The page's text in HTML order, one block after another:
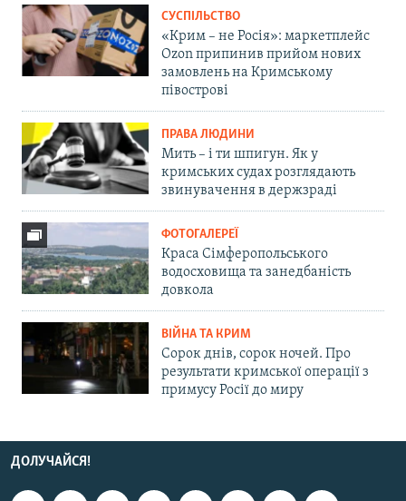
СУСПІЛЬСТВО
«Крим – не Росія»: маркетплейс
Ozon припинив прийом нових
замовлень на Кримському
півострові
ПРАВА ЛЮДИНИ
Мить – і ти шпигун. Як у
кримських судах розглядають
звинувачення в держзраді
ФОТОГАЛЕРЕЇ
Краса Сімферопольського
водосховища та занедбаність
довкола
ВІЙНА ТА КРИМ
Сорок днів, сорок ночей. Про
результати кримської операції з
примусу Росії до миру
ДОЛУЧАЙСЯ!